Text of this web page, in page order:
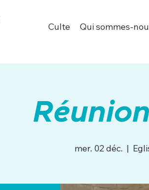
Culte Qui sommes-
mer. 02 déc.
  |